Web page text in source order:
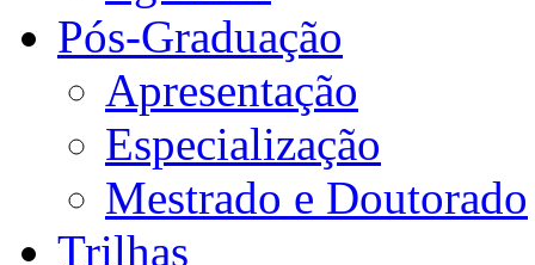
Pós-Graduação
Apresentação
Especialização
Mestrado e Doutorado
Trilhas